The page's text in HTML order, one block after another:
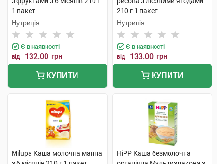
1 пакет
Нутриція
Є в наявності
від 132.00 грн
КУПИТИ
210 г 1 пакет
Нутриція
Є в наявності
від 133.00 грн
КУПИТИ
Milupa Каша молочна манна
HiPP Каша безмолочна